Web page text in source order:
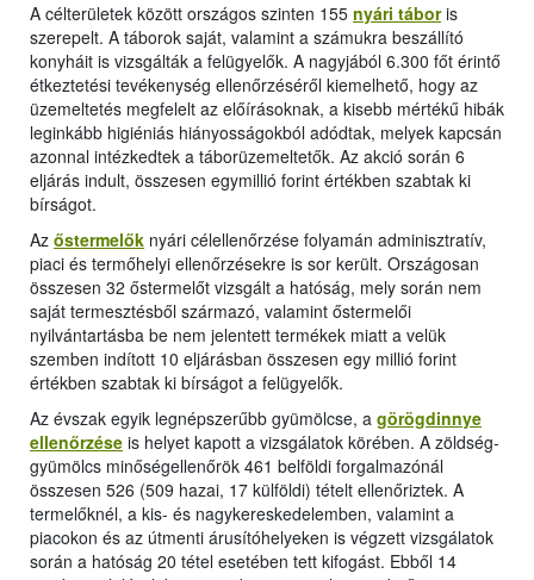
A célterületek között országos szinten 155 nyári táboris
szerepelt. A táborok saját, valamint a számukra beszállító
konyháit is vizsgálták a felügyelők. A nagyjából 6.300 főt érintő
étkeztetési tevékenység ellenőrzéséről kiemelhető, hogy az
üzemeltetés megfelelt az előírásoknak, a kisebb mértékű hibák
leginkább higiéniás hiányosságokból adódtak, melyek kapcsán
azonnal intézkedtek a táborüzemeltetők. Az akció során 6
eljárás indult, összesen egymillió forint értékben szabtak ki
bírságot.
Az őstermelők nyári célellenőrzése folyamán adminisztratív,
piaci és termőhelyi ellenőrzésekre is sor került. Országosan
összesen 32 őstermelőt vizsgált a hatóság, mely során nem
saját termesztésből származó, valamint őstermelői
nyilvántartásba be nem jelentett termékek miatt a velük
szemben indított 10 eljárásban összesen egy millió forint
értékben szabtak ki bírságot a felügyelők.
Az évszak egyik legnépszerűbb gyümölcse, a görögdinnye
ellenőrzése is helyet kapott a vizsgálatok körében. A zöldség-
gyümölcs minőségellenőrök 461 belföldi forgalmazónál
összesen 526 (509 hazai, 17 külföldi) tételt ellenőriztek. A
termelőknél, a kis- és nagykereskedelemben, valamint a
piacokon és az útmenti árusítóhelyeken is végzett vizsgálatok
során a hatóság 20 tétel esetében tett kifogást. Ebből 14